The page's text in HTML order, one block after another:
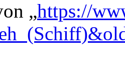
„https://